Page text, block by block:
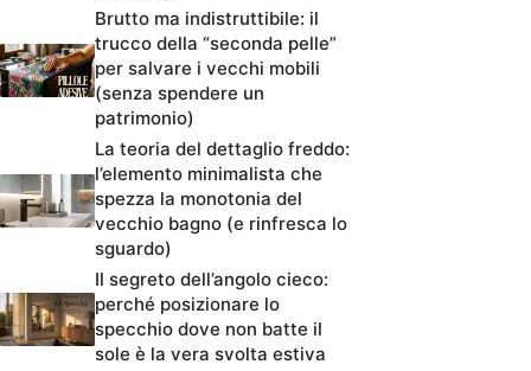
Brutto ma indistruttibile: il
trucco della “seconda pelle”
per salvare i vecchi mobili
(senza spendere un
patrimonio)
La teoria del dettaglio freddo:
l’elemento minimalista che
spezza la monotonia del
vecchio bagno (e rinfresca lo
sguardo)
Il segreto dell’angolo cieco:
perché posizionare lo
specchio dove non batte il
sole è la vera svolta estiva